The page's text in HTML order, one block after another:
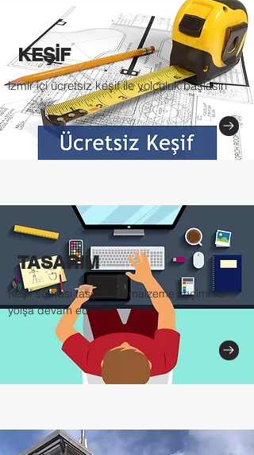
KEŞİF
izmir içi ücretsiz keşif ile yolculuk başlasın
TASARIM
Keşif sonrası tasarm ve malzeme seçimi lle
yolşa devam edelim